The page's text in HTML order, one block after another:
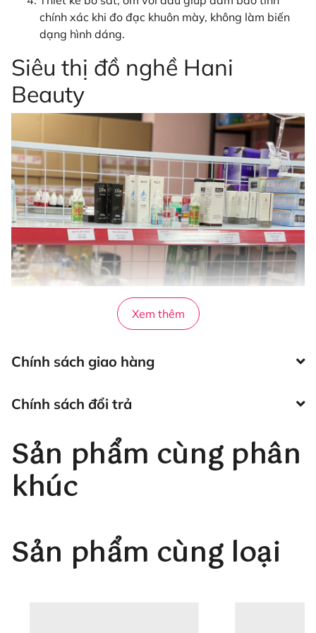
chính xác khi đo đạc khuôn mày, không làm biến
dạng hình dáng.
Siêu thị đồ nghề Hani
Beauty
CHÍNH SÁCH VÀ HẬU MÃI
-Hani Beauty Toolcam kết và đảm bảo không bán
hàng giả, hàng nhái.
- Sản phẩm cam kết như hình thật 100%.
Xem thêm
Chính sách giao hàng
Chính sách đổi trả
Sản phẩm cùng phân
khúc
Sản phẩm cùng loại